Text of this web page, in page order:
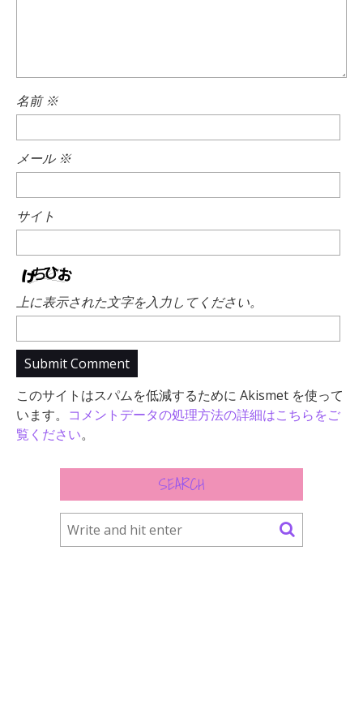
名前※
メール ※
サイト
上に表示された文字を入力してください。
このサイトはスパムを低減するために Akismet を使って
います。 コメントデータの処理方法の詳細はこちらをご
覧ください。
SEARCH